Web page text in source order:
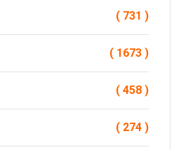
( 731 )
( 1673 )
( 458 )
( 274 )